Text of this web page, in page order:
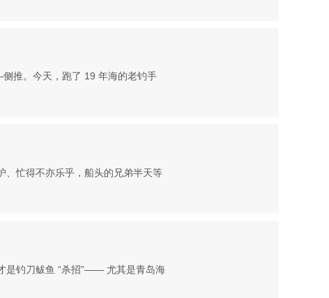
推。今天，跑了 19 年海的老钓手
、忙得不亦乐乎，船头的兄弟半天等
是钓刀鲅鱼 “杀招”—— 尤其是青岛海